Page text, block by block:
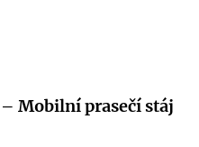
Mobilní prasečí stáj